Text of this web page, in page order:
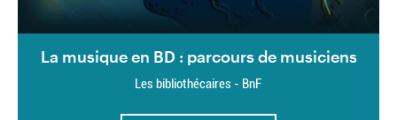
La musique en BD : parcours de musiciens
Les bibliothécaires - BnF